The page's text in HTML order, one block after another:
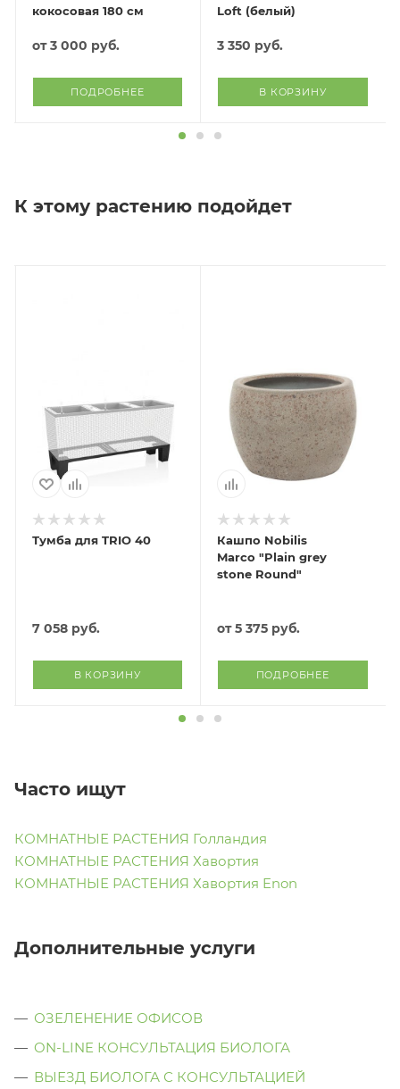
кокосовая 180 см
от3 000 руб.
ПОДРОБНЕЕ
Loft (белый)
3 350 руб.
В КОРЗИНУ
К этому растению подойдет
Тумба для TRIO 40
7 058руб.
В КОРЗИНУ
Кашпо Nobilis
Marco "Plain grey
stone Round"
от5 375 руб.
ПОДРОБНЕЕ
Часто ищут
КОМНАТНЫЕ РАСТЕНИЯ Голландия
КОМНАТНЫЕ РАСТЕНИЯ Хавортия
КОМНАТНЫЕ РАСТЕНИЯ Хавортия Enon
Дополнительные услуги
ОЗЕЛЕНЕНИЕ ОФИСОВ
ON-LINE КОНСУЛЬТАЦИЯ БИОЛОГА
ВЫЕЗД БИОЛОГА С КОНСУЛЬТАЦИЕЙ